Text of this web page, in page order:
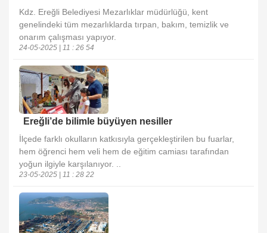
Kdz. Ereğli Belediyesi Mezarlıklar müdürlüğü, kent
genelindeki tüm mezarlıklarda tırpan, bakım, temizlik ve
onarım çalışması yapıyor.
24-05-2025 | 11 : 26 54
Ereğli’de bilimle büyüyen nesiller
İlçede farklı okulların katkısıyla gerçekleştirilen bu fuarlar,
hem öğrenci hem veli hem de eğitim camiası tarafından
yoğun ilgiyle karşılanıyor. ..
23-05-2025 | 11 : 28 22